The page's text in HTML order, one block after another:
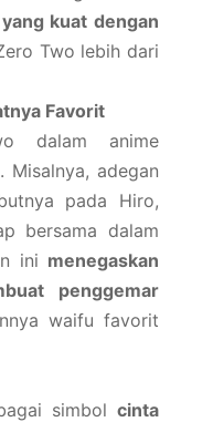
kuat dengan
Two lebih dari
Favorit
dalam anime
Misalnya, adegan
pada Hiro,
bersama dalam
ini menegaskan
penggemar
waifu favorit
simbol cinta